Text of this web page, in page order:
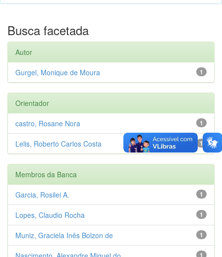
Busca facetada
Autor
1
Gurgel, Monique de Moura
Orientador
1
castro, Rosane Nora
1
Lelis, Roberto Carlos Costa
Membros da Banca
1
Garcia, Rosilei A.
1
Lopes, Claudio Rocha
1
Muniz, Graciela Inês Bolzon de
1